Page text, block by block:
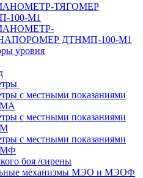
ТЯГОМЕР
100-М1
ДТНМП-100-М1
уровня
с местными показаниями
с местными показаниями
с местными показаниями
боя /сирены
механизмы МЭО и МЭОФ